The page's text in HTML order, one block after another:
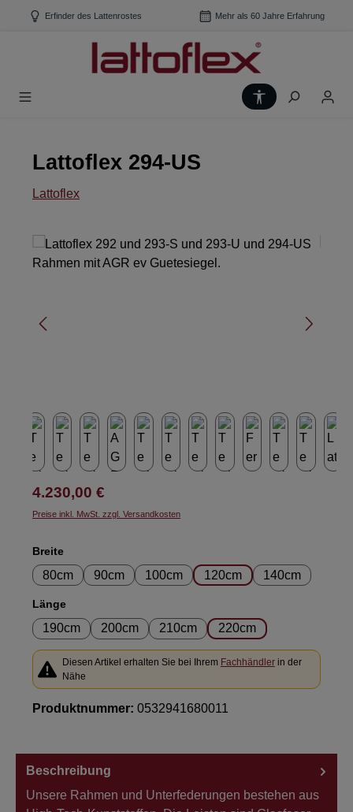
Zum Hauptinhalt springen
Erfinder des Lattenrostes Mehr als 60 Jahre Erfahrung
Lattoflex 294-US
Lattoflex
Bildergalerie überspringen
Regulärer Preis:
4.230,00 €
Preise inkl. MwSt. zzgl. Versandkosten
Breiteauswählen
80cm 90cm 100cm 120cm 140cm
Längeauswählen
190cm 200cm 210cm 220cm
Diesen Artikel erhalten Sie bei Ihrem Fachhändlerin der
Nähe
Produktnummer: 0532941680011
Beschreibung
Unsere Rahmen und Unterfederungen bestehen aus